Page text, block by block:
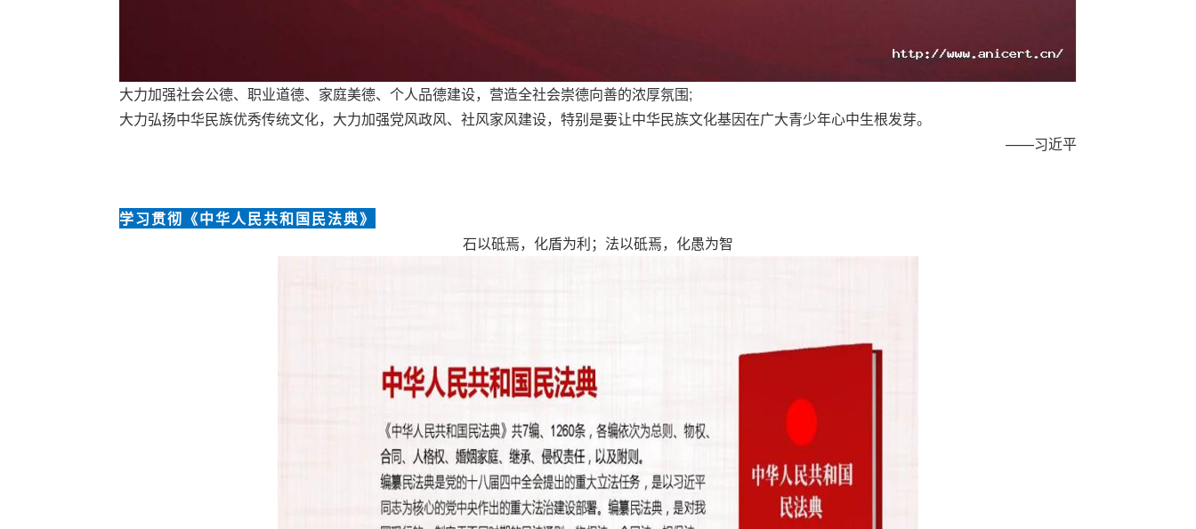
大力加强社会公德、职业道德、家庭美德、个人品德建设，营造全社会崇德向善的浓厚氛围;
大力弘扬中华民族优秀传统文化，大力加强党风政风、社风家风建设，特别是要让中华民族文化基因在广大青少年心中生根发芽。
——习近平
学习贯彻《中华人民共和国民法典》
石以砥焉，化盾为利；法以砥焉，化愚为智